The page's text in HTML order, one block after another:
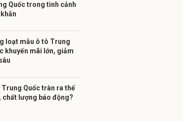
Quốc trong tình cảnh
loạt mẫu ô tô Trung
khuyến mãi lớn, giảm
Trung Quốc tràn ra thế
chất lượng báo động?